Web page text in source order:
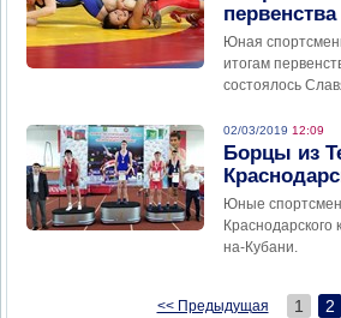
Юная
итогам
состоялось
02/03/2019 12:09
Борцы из
Юные
на-Кубани.
<< Предыдущая 1 2